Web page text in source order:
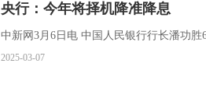
央行：今年将择机降准降息
中新网3月6日电 中国人民银行行长潘功
2025-03-07